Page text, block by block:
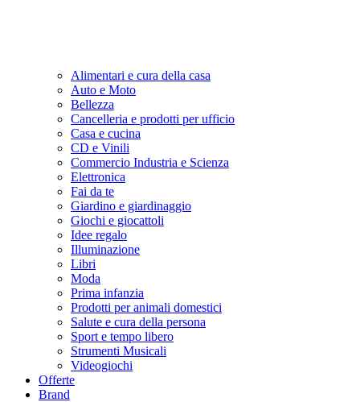
Alimentari e cura della casa
Auto e Moto
Bellezza
Cancelleria e prodotti per ufficio
Casa e cucina
CD e Vinili
Commercio Industria e Scienza
Elettronica
Fai da te
Giardino e giardinaggio
Giochi e giocattoli
Idee regalo
Illuminazione
Libri
Moda
Prima infanzia
Prodotti per animali domestici
Salute e cura della persona
Sport e tempo libero
Strumenti Musicali
Videogiochi
Offerte
Brand